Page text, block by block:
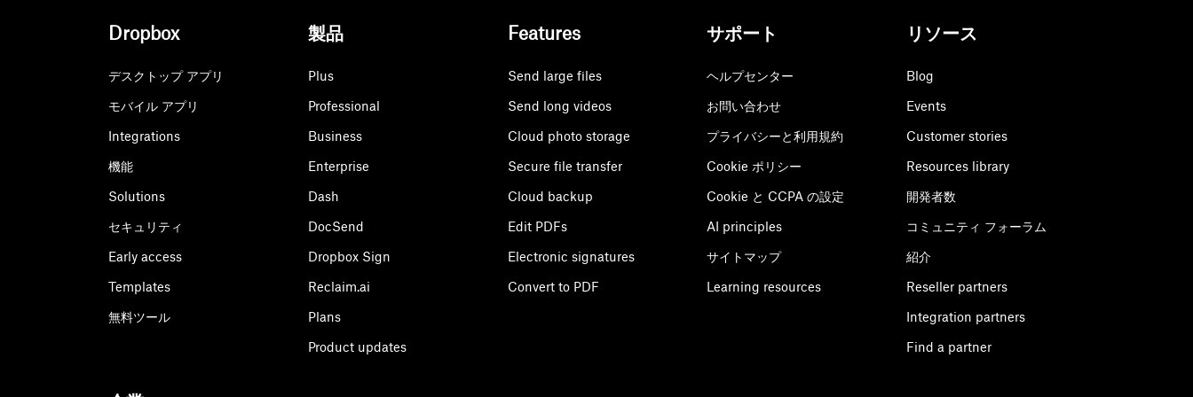
Dropbox
デスクトップ アプリ
モバイル アプリ
Integrations
機能
Solutions
セキュリティ
Early access
Templates
無料ツール
製品
Plus
Professional
Business
Enterprise
Dash
DocSend
Dropbox Sign
Reclaim.ai
Plans
Product updates
Features
Send large files
Send long videos
Cloud photo storage
Secure file transfer
Cloud backup
Edit PDFs
Electronic signatures
Convert to PDF
サポート
ヘルプセンター
お問い合わせ
プライバシーと利用規約
Cookie ポリシー
Cookie と CCPA の設定
AI principles
サイトマップ
Learning resources
リソース
Blog
Events
Customer stories
Resources library
開発者数
コミュニティ フォーラム
紹介
Reseller partners
Integration partners
Find a partner